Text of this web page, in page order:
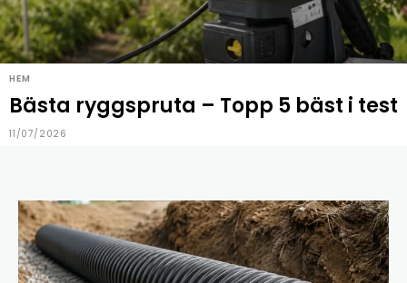
HEM
Bästa ryggspruta – Topp 5 bäst i test
11/07/2026